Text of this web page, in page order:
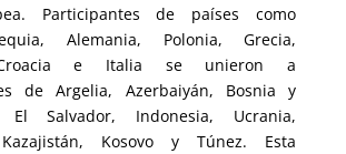
Participantes de países como
Alemania, Polonia, Grecia,
Croacia e Italia se unieron a
de Argelia, Azerbaiyán, Bosnia y
El Salvador, Indonesia, Ucrania,
Kosovo y Túnez. Esta